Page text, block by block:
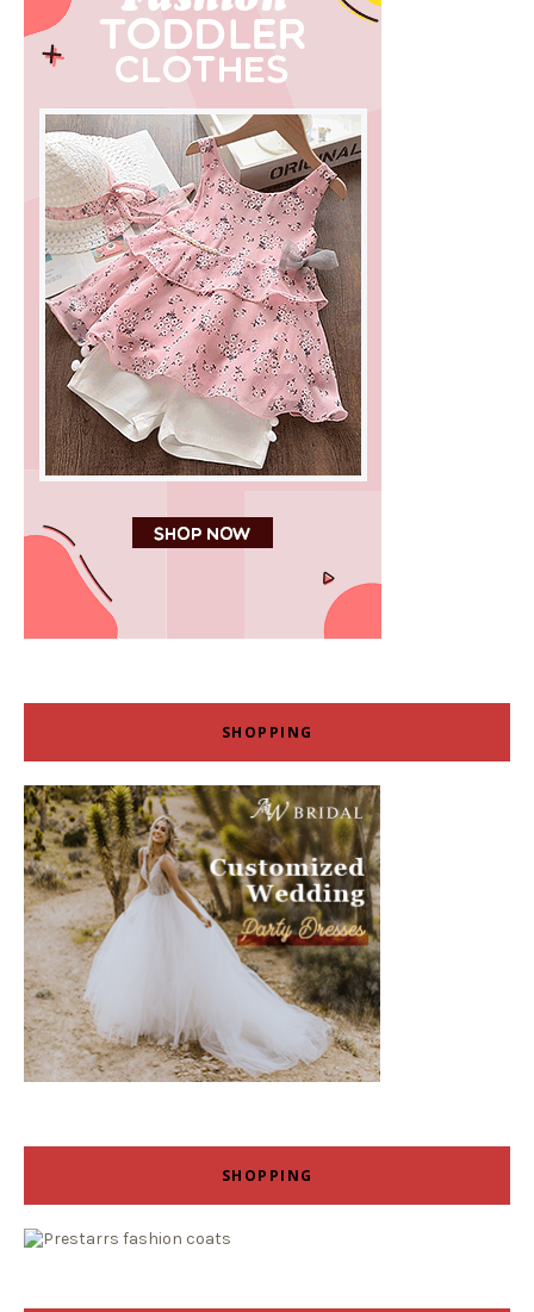
SHOPPING
SHOPPING